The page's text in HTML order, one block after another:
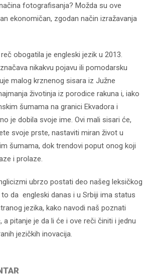
fotografisanja? Možda su ove
ekonomičan, zgodan način izražavanja
obogatila je engleski jezik u 2013.
nikakvu pojavu ili pomodarsku
malog krznenog sisara iz Južne
životinja iz porodice rakuna i, iako
šumama na granici Ekvadora i
je dobila svoje ime. Ovi mali sisari će,
svoje prste, nastaviti miran život u
šumama, dok trendovi poput onog koji
i prolaze.
ubrzo postati deo našeg leksičkog
da engleski danas i u Srbiji ima status
jezika, kako navodi naš poznati
a pitanje je da li će i ove reči činiti i jednu
jezičkih inovacija.